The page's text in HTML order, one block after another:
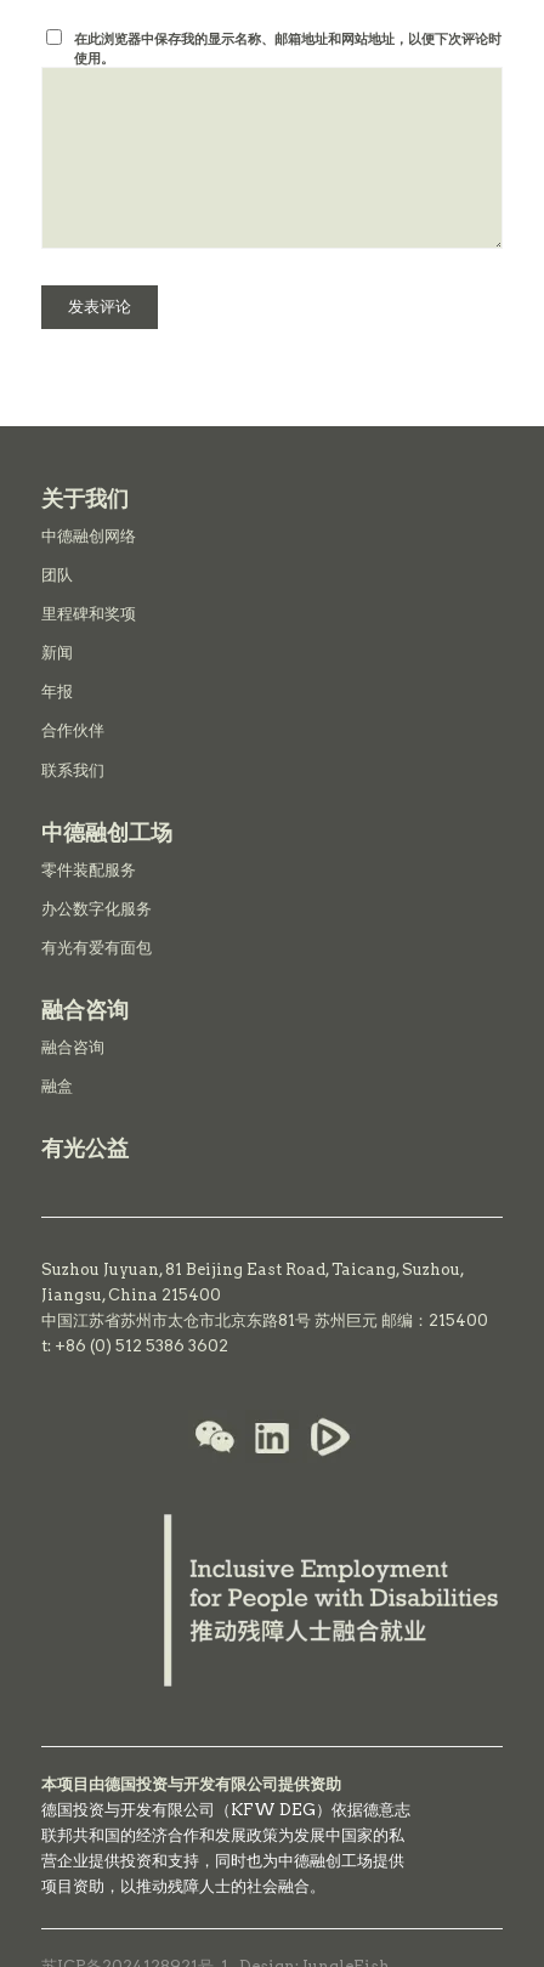
在此浏览器中保存我的显示名称、邮箱地址和网站地址，以便下次评论时
使用。
关于我们
中德融创网络
团队
里程碑和奖项
新闻
年报
合作伙伴
联系我们
中德融创工场
零件装配服务
办公数字化服务
有光有爱有面包
融合咨询
融合咨询
融盒
有光公益
Suzhou Juyuan, 81 Beijing East Road,Taicang,Suzhou,
Jiangsu, China 215400
中国江苏省苏州市太仓市北京东路81号 苏州巨元 邮编：215400
t: +86 (0) 512 5386 3602
本项目由德国投资与开发有限公司提供资助
德国投资与开发有限公司（KFW DEG）依据德意志
联邦共和国的经济合作和发展政策为发展中国家的私
营企业提供投资和支持，同时也为中德融创工场提供
项目资助，以推动残障人士的社会融合。